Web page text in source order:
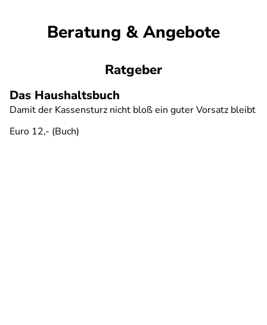
Beratung & Angebote
Ratgeber
Das Haushaltsbuch
Damit der Kassensturz nicht bloß ein guter Vorsatz bleibt
Euro 12,- (Buch)